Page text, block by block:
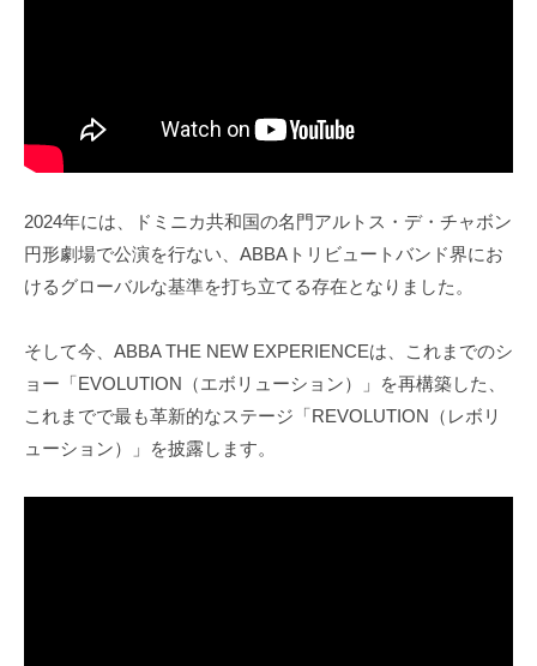
2024年には、ドミニカ共和国の名門アルトス・デ・チャボン
円形劇場で公演を行ない、ABBAトリビュートバンド界にお
けるグローバルな基準を打ち立てる存在となりました。
そして今、ABBA THE NEW EXPERIENCEは、これまでのシ
ョー「EVOLUTION（エボリューション）」を再構築した、
これまでで最も革新的なステージ「REVOLUTION（レボリ
ューション）」を披露します。